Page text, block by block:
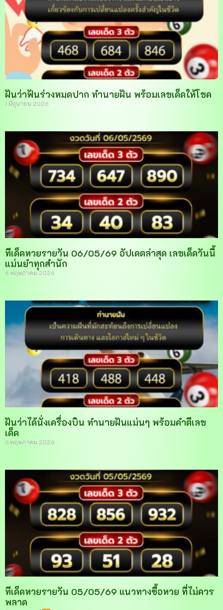
ฝันว่าฟันร่วงหมดปาก ทำนายฝัน พร้อมเลขเด็ดให้โชค
1 มิถุนายน 2026
ทีเด็ดหวยรายวัน 06/05/69 อัปเดตล่าสุด เลขเด็ดวันนี้
แม่นยำทุกสำนัก
6 พฤษภาคม 2026
ฝันว่าได้นั่งเครื่องบิน ทำนายฝันแม่นๆ พร้อมคำตีเลข
เด็ด
6 พฤษภาคม 2026
ทีเด็ดหวยรายวัน 05/05/69 แนวทางซื้อหวย ที่ไม่ควร
พลาด